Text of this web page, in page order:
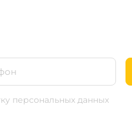
персональных данных